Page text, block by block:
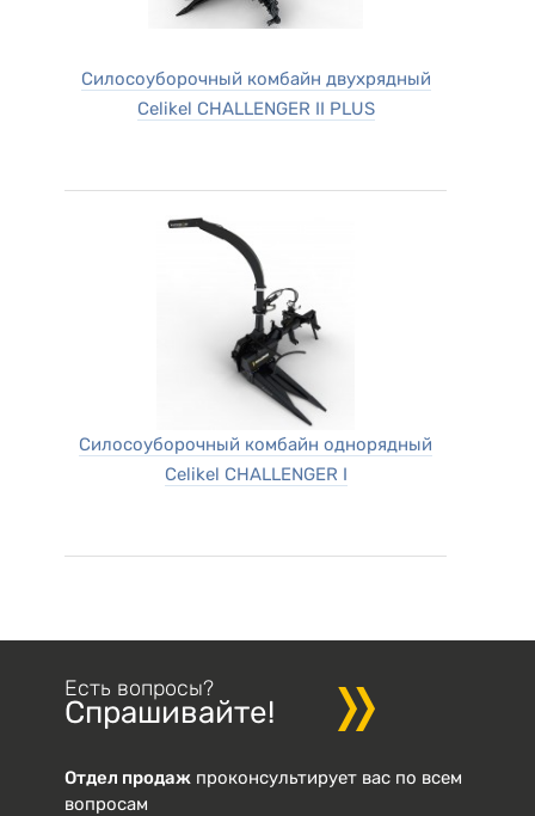
Силосоуборочный комбайн двухрядный
Celikel CHALLENGER II PLUS
Силосоуборочный комбайн однорядный
Celikel CHALLENGER I
Есть вопросы?
Спрашивайте!
Отдел продаж проконсультирует вас по всем
вопросам